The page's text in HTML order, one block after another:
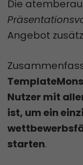
Die
Angebot
Nutzer mit
ist, um ein
starten.